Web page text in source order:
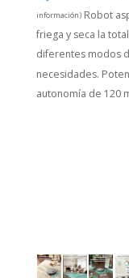
información) Robot
friega y seca la
diferentes modos
necesidades.
autonomía de 120